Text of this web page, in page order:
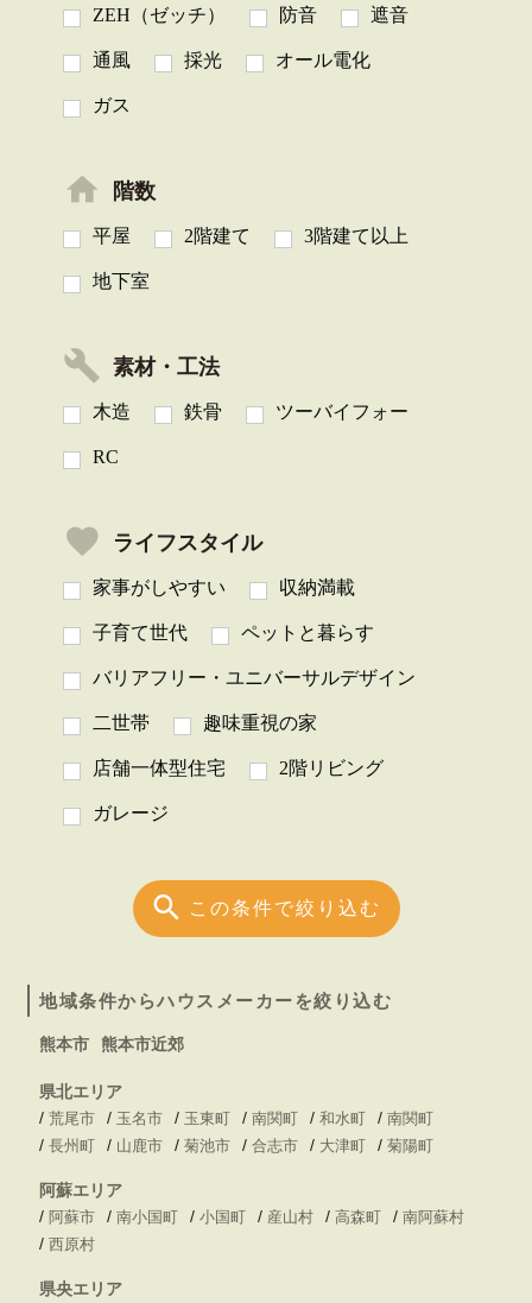
ZEH（ゼッチ） 防音 遮音
通風 採光 オール電化
ガス
階数
平屋 2階建て 3階建て以上
地下室
素材・工法
木造 鉄骨 ツーバイフォー
RC
ライフスタイル
家事がしやすい 収納満載
子育て世代 ペットと暮らす
バリアフリー・ユニバーサルデザイン
二世帯 趣味重視の家
店舗一体型住宅 2階リビング
ガレージ
この条件で絞り込む
地域条件からハウスメーカーを絞り込む
熊本市 熊本市近郊
県北エリア
/ 荒尾市 / 玉名市 / 玉東町 / 南関町 / 和水町 / 南関町
/ 長州町 / 山鹿市 / 菊池市 / 合志市 / 大津町 / 菊陽町
阿蘇エリア
/ 阿蘇市 / 南小国町 / 小国町 / 産山村 / 高森町 / 南阿蘇村
/ 西原村
県央エリア